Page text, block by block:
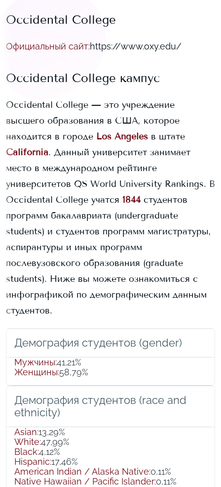
Occidental College
Официальный сайт:https://www.oxy.edu/
Occidental College кампус
Occidental College — это учреждение
высшего образования в США, которое
находится в городе Los Angeles в штате
California. Данный университет занимает
место в международном рейтинге
университетов QS World University Rankings. В
Occidental College учатся 1844 студентов
программ бакалавриата (undergraduate
students) и студентов программ магистратуры,
аспирантуры и иных программ
послевузовского образования (graduate
students). Ниже вы можете ознакомиться с
инфографикой по демографическим данным
студентов.
Демография студентов (gender)
Мужчины:41,21%
Женщины:58,79%
Демография студентов (race and
ethnicity)
Asian:13,29%
White:47,99%
Black:4,12%
Hispanic:17,46%
American Indian / Alaska Native:0,11%
Native Hawaiian / Pacific Islander:0,11%